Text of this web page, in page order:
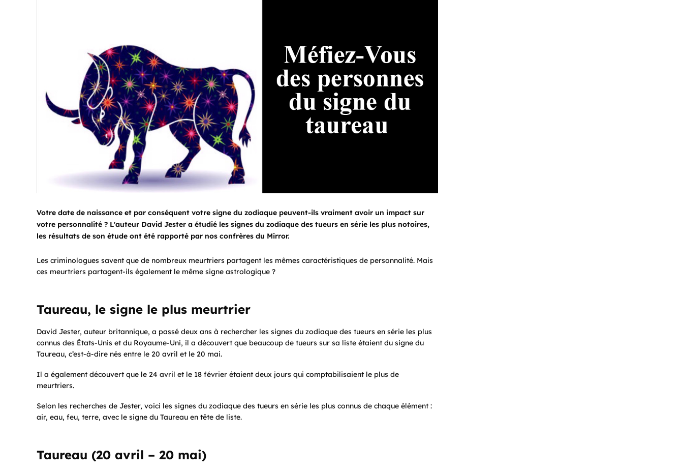
Votre date de naissance et par conséquent votre signe du zodiaque peuvent-ils vraiment avoir un impact sur
votre personnalité ? L'auteur David Jester a étudié les signes du zodiaque des tueurs en série les plus notoires,
les résultats de son étude ont été rapporté par nos confrères du Mirror.
Les criminologues savent que de nombreux meurtriers partagent les mêmes caractéristiques de personnalité. Mais
ces meurtriers partagent-ils également le même signe astrologique ?
Taureau, le signe le plus meurtrier
David Jester, auteur britannique, a passé deux ans à rechercher les signes du zodiaque des tueurs en série les plus
connus des États-Unis et du Royaume-Uni, il a découvert que beaucoup de tueurs sur sa liste étaient du signe du
Taureau, c’est-à-dire nés entre le 20 avril et le 20 mai.
Il a également découvert que le 24 avril et le 18 février étaient deux jours qui comptabilisaient le plus de
meurtriers.
Selon les recherches de Jester, voici les signes du zodiaque des tueurs en série les plus connus de chaque élément :
air, eau, feu, terre, avec le signe du Taureau en tête de liste.
Taureau (20 avril – 20 mai)